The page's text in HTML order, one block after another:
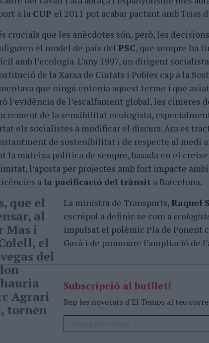
a la CUP el 2011 pot acabar pactant amb Trias
crucials que les anècdotes són, però, les
el model de país del PSC, que sempre ha
amb l’ecologia. L’any 1997, un dirigent
de la Xarxa de Ciutats i Pobles cap a la
que ningú entenia aquest terme i que
l’evidència de l’escalfament global, les cimeres
de la sensibilitat ecologista,
els socialistes a modificar el discurs. Ara es
de sostenibilitat i de respecte al medi
la mateixa política de sempre, basada en el
l’aposta per projectes amb fort impacte
a la pacificació del trànsit a Barcelona.
que el
al
Mas i
el
del
Agrari
tornen
La ministra de Transports,Raquel
escrúpol a definir-se com a
impulsat el polèmic Pla de Ponent
Gavà i de promoure l’ampliació de
Subscripció al butlletí
Rep les novetats d'El Temps al teu